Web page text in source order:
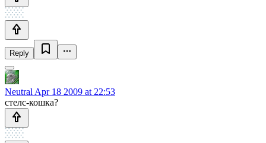
Reply
Neutral Apr 18 2009 at 22:53
стелс-кошка?